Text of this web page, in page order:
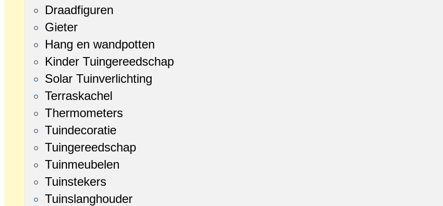
Draadfiguren
Gieter
Hang en wandpotten
Kinder Tuingereedschap
Solar Tuinverlichting
Terraskachel
Thermometers
Tuindecoratie
Tuingereedschap
Tuinmeubelen
Tuinstekers
Tuinslanghouder